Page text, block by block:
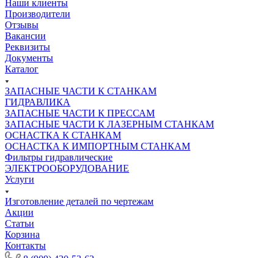
Наши клиенты
Производители
Отзывы
Вакансии
Реквизиты
Документы
Каталог
ЗАПАСНЫЕ ЧАСТИ К СТАНКАМ
ГИДРАВЛИКА
ЗАПАСНЫЕ ЧАСТИ К ПРЕССАМ
ЗАПАСНЫЕ ЧАСТИ К ЛАЗЕРНЫМ СТАНКАМ
ОСНАСТКА К СТАНКАМ
ОСНАСТКА К ИМПОРТНЫМ СТАНКАМ
Фильтры гидравлические
ЭЛЕКТРООБОРУДОВАНИЕ
Услуги
Изготовление деталей по чертежам
Акции
Статьи
Корзина
Контакты